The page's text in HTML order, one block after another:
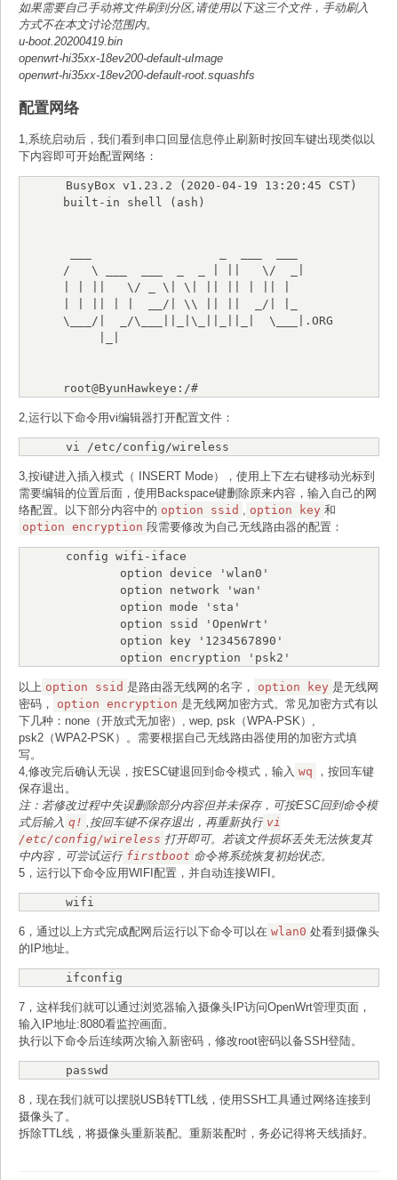
如果需要自己手动将文件刷到分区,请使用以下这三个文件，手动刷入
方式不在本文讨论范围内。
u-boot.20200419.bin
openwrt-hi35xx-18ev200-default-uImage
openwrt-hi35xx-18ev200-default-root.squashfs
配置网络
1,系统启动后，我们看到串口回显信息停止刷新时按回车键出现类似以
下内容即可开始配置网络：
BusyBox v1.23.2 (2020-04-19 13:20:45 CST)
built-in shell (ash)
/   \ ___  ___  _  _ | ||   \/  _|
| | ||   \/ _ \| \| || || | || |
| | || | |  __/| \\ || ||  _/| |_
\___/|  _/\___||_|\_||_||_|  \___|.ORG
root@ByunHawkeye:/#
2,运行以下命令用vi编辑器打开配置文件：
vi /etc/config/wireless
3,按i键进入插入模式（ INSERT Mode），使用上下左右键移动光标到
需要编辑的位置后面，使用Backspace键删除原来内容，输入自己的网
络配置。以下部分内容中的 option ssid option key 和
option encryption 段需要修改为自己无线路由器的配置：
config wifi-iface
        option encryption 'psk2'
以上 option ssid 是路由器无线网的名字， option key 是无线网
密码，
option encryption 是无线网加密方式。常见加密方式有以
下几种：none（开放式无加密）, wep, psk（WPA-PSK）,
psk2（WPA2-PSK）。需要根据自己无线路由器使用的加密方式填
写。
4,修改完后确认无误，按ESC键退回到命令模式，输入 wq
，按回车键
保存退出。
注：若修改过程中失误删除部分内容但并未保存，可按ESC回到命令模
式后输入 q! ,按回车键不保存退出，再重新执行 vi
/etc/config/wireless 打开即可。若该文件损坏丢失无法恢复其
中内容，可尝试运行 firstboot 命令将系统恢复初始状态。
5，运行以下命令应用WIFI配置，并自动连接WIFI。
wifi
6，通过以上方式完成配网后运行以下命令可以在 wlan0 处看到摄像头
的IP地址。
ifconfig
7，这样我们就可以通过浏览器输入摄像头IP访问OpenWrt管理页面，
输入IP地址:8080看监控画面。
执行以下命令后连续两次输入新密码，修改root密码以备SSH登陆。
passwd
8，现在我们就可以摆脱USB转TTL线，使用SSH工具通过网络连接到
摄像头了。
拆除TTL线，将摄像头重新装配。重新装配时，务必记得将天线插好。